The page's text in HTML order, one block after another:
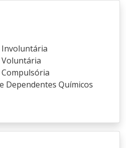
Dependentes Químicos